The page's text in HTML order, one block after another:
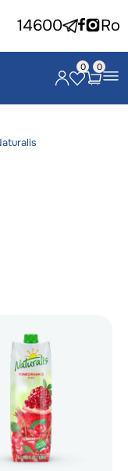
14600 Ro
0 0